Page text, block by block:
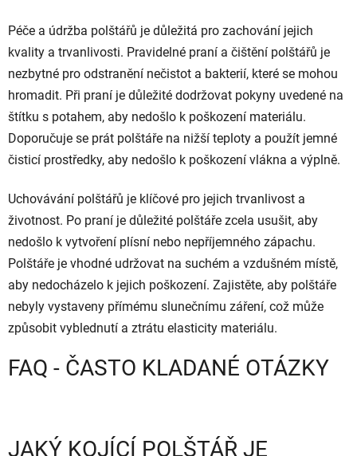
Péče a údržba polštářů je důležitá pro zachování jejich
kvality a trvanlivosti. Pravidelné praní a čištění polštářů je
nezbytné pro odstranění nečistot a bakterií, které se mohou
hromadit. Při praní je důležité dodržovat pokyny uvedené na
štítku s potahem, aby nedošlo k poškození materiálu.
Doporučuje se prát polštáře na nižší teploty a použít jemné
čisticí prostředky, aby nedošlo k poškození vlákna a výplně.
Uchovávání polštářů je klíčové pro jejich trvanlivost a
životnost. Po praní je důležité polštáře zcela usušit, aby
nedošlo k vytvoření plísní nebo nepříjemného zápachu.
Polštáře je vhodné udržovat na suchém a vzdušném místě,
aby nedocházelo k jejich poškození. Zajistěte, aby polštáře
nebyly vystaveny přímému slunečnímu záření, což může
způsobit vyblednutí a ztrátu elasticity materiálu.
FAQ - ČASTO KLADANÉ OTÁZKY
JAKÝ KOJÍCÍ POLŠTÁŘ JE